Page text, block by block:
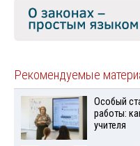
Рекомендуемые
Особый
работы:
учителя